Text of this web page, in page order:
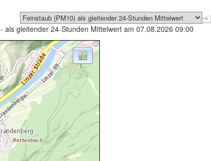
- als gleitender 24-Stunden Mittelwert am 07.08.2026 09:00